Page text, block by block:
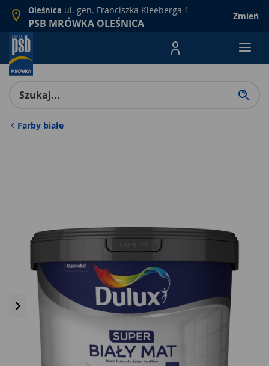
Oleśnica ul. gen. Franciszka Kleeberga 1
PSB MRÓWKA OLEŚNICA
Zmień
Menu Produktów,
Farby białe